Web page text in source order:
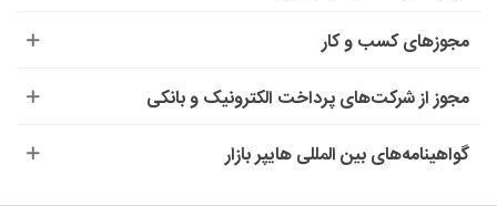
مجوزهای کسب و کار
مجوز از شرکت‌های پرداخت الکترونیک و بانکی
گواهینامه‌های بین المللی هایپر بازار